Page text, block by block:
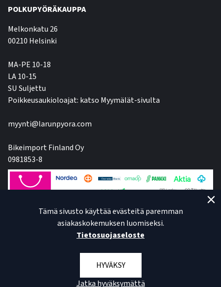
POLKUPYÖRÄKAUPPA
Melkonkatu 26
00210 Helsinki
MA-PE 10-18
LA 10-15
SU Suljettu
Poikkeusaukioloajat: katso Myymälät-sivulta
myynti@larunpyora.com
Bikeimport Finland Oy
0981853-8
Tämä sivusto käyttää evästeitä paremman
asiakaskokemuksen luomiseksi.
Tietosuojaseloste
HYVÄKSY
Jatka hyväksymättä